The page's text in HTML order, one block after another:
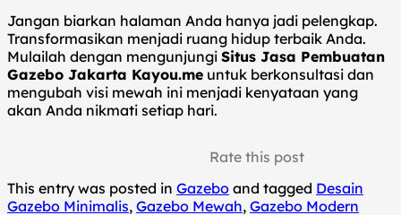
Jangan biarkan halaman Anda hanya jadi pelengkap.
Transformasikan menjadi ruang hidup terbaik Anda.
Mulailah dengan mengunjungi Situs Jasa Pembuatan
Gazebo Jakarta Kayou.me untuk berkonsultasi dan
mengubah visi mewah ini menjadi kenyataan yang
akan Anda nikmati setiap hari.
Rate this post
This entry was posted in Gazebo and tagged Desain
Gazebo Minimalis, Gazebo Mewah, Gazebo Modern